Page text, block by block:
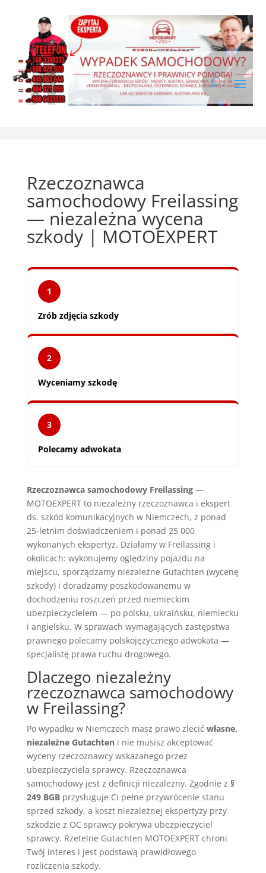
Rzeczoznawca
samochodowy Freilassing
— niezależna wycena
szkody | MOTOEXPERT
1
Zrób zdjęcia szkody
2
Wyceniamy szkodę
3
Polecamy adwokata
Rzeczoznawca samochodowy Freilassing—
MOTOEXPERT to niezależny rzeczoznawca i ekspert
ds. szkód komunikacyjnych w Niemczech, z ponad
25-letnim doświadczeniem i ponad 25 000
wykonanych ekspertyz. Działamy w Freilassing i
okolicach: wykonujemy oględziny pojazdu na
miejscu, sporządzamy niezależne Gutachten (wycenę
szkody) i doradzamy poszkodowanemu w
dochodzeniu roszczeń przed niemieckim
ubezpieczycielem — po polsku, ukraińsku, niemiecku
i angielsku. W sprawach wymagających zastępstwa
prawnego polecamy polskojęzycznego adwokata —
specjalistę prawa ruchu drogowego.
Dlaczego niezależny
rzeczoznawca samochodowy
w Freilassing?
Po wypadku w Niemczech masz prawo zlecić własne,
niezależne Gutachteni nie musisz akceptować
wyceny rzeczoznawcy wskazanego przez
ubezpieczyciela sprawcy. Rzeczoznawca
samochodowy jest z definicji niezależny. Zgodnie z §
249 BGBprzysługuje Ci pełne przywrócenie stanu
sprzed szkody, a koszt niezależnej ekspertyzy przy
szkodzie z OC sprawcy pokrywa ubezpieczyciel
sprawcy. Rzetelne Gutachten MOTOEXPERT chroni
Twój interes i jest podstawą prawidłowego
rozliczenia szkody.